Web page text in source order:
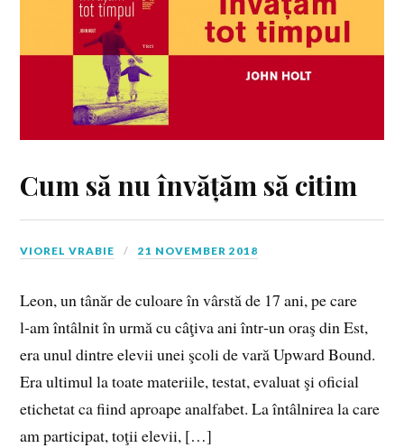
Cum să nu învățăm să citim
VIOREL VRABIE 21 NOVEMBER 2018
Leon, un tânăr de culoare în vârstă de 17 ani, pe care
l‑am întâlnit în urmă cu câţiva ani într‑un oraş din Est,
era unul dintre elevii unei şcoli de vară Upward Bound.
Era ultimul la toate materiile, testat, evaluat şi oficial
etichetat ca fiind aproape analfabet. La întâlnirea la care
am participat, toţii elevii, […]